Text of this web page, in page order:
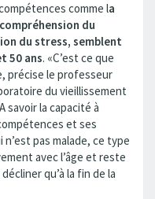
comme la
du
du stress, semblent
50 ans. «C’est ce que
précise le professeur
du vieillissement
savoir la capacité à
et ses
pas malade, ce type
avec l’âge et reste
qu’à la fin de la